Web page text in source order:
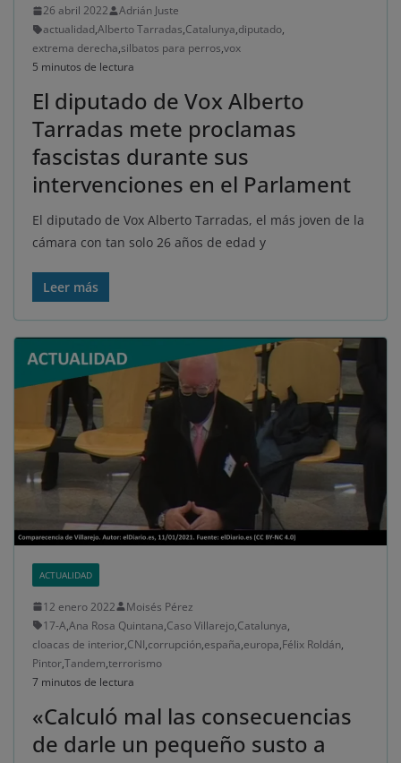
26 abril 2022
Adrián Juste
actualidad,Alberto Tarradas,Catalunya,diputado,
extrema derecha,silbatos para perros,vox
5 minutos de lectura
El diputado de Vox Alberto
Tarradas mete proclamas
fascistas durante sus
intervenciones en el Parlament
El diputado de Vox Alberto Tarradas, el más joven de la
cámara con tan solo 26 años de edad y
Leer más
ACTUALIDAD
12 enero 2022
Moisés Pérez
17-A,Ana Rosa Quintana,Caso Villarejo,Catalunya,
cloacas de interior,CNI,corrupción,españa,europa,Félix Roldán,
Pintor,Tandem,terrorismo
7 minutos de lectura
«Calculó mal las consecuencias
de darle un pequeño susto a